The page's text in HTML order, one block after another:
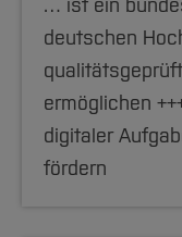
… ist ein
deutschen
ermöglichen
digitaler
fördern